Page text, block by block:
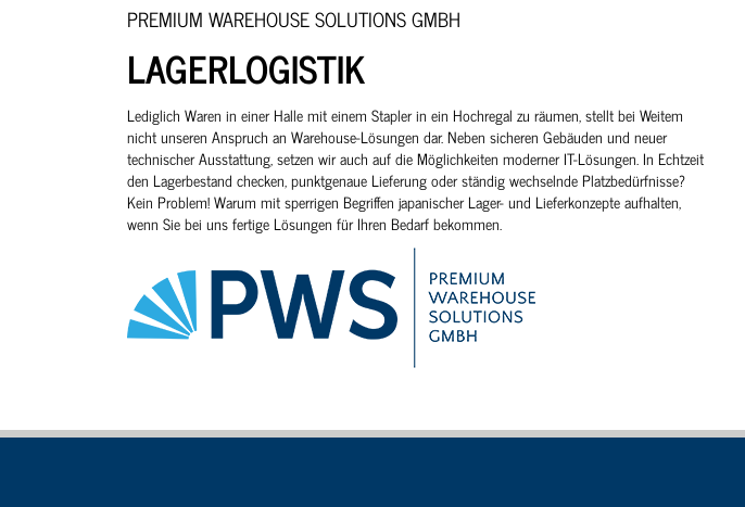
PREMIUM WAREHOUSE SOLUTIONS GMBH
LAGERLOGISTIK
Lediglich Waren in einer Halle mit einem Stapler in ein Hochregal zu räumen, stellt bei Weitem
nicht unseren Anspruch an Warehouse-Lösungen dar. Neben sicheren Gebäuden und neuer
technischer Ausstattung, setzen wir auch auf die Möglichkeiten moderner IT-Lösungen. In Echtzeit
den Lagerbestand checken, punktgenaue Lieferung oder ständig wechselnde Platzbedürfnisse?
Kein Problem! Warum mit sperrigen Begriffen japanischer Lager- und Lieferkonzepte aufhalten,
wenn Sie bei uns fertige Lösungen für Ihren Bedarf bekommen.